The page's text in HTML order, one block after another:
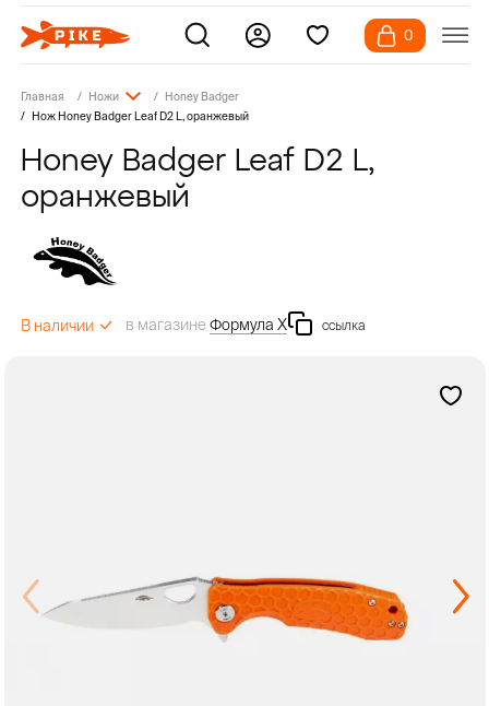
0
Главная Ножи
Honey Badger
Нож Honey Badger Leaf D2 L, оранжевый
Honey Badger Leaf D2 L,
оранжевый
В наличии в магазинеФормула Х ссылка